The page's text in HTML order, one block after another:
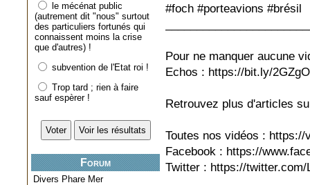
le mécénat public
(autrement dit "nous" surtout
des particuliers fortunés qui
connaissent moins la crise
que d'autres) !
subvention de l'Etat roi !
Trop tard ; rien à faire
sauf espèrer !
Forum
Divers Phare Mer
#foch #porteavions #brésil
Pour ne manquer aucune
Echos : https://bit.ly/
Retrouvez plus d'articles
Toutes nos vidéos :
Facebook : https://
Twitter : https://